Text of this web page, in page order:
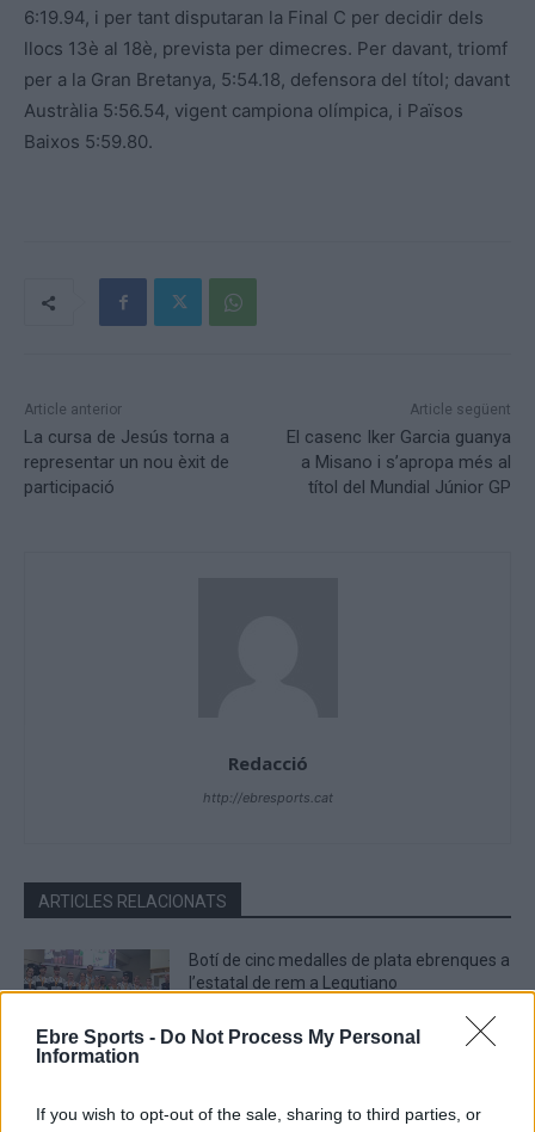
Ebre Sports - Do Not Process My Personal
Information
If you wish to opt-out of the sale, sharing to third parties, or
6:19.94, i per tant disputaran la Final C per decidir dels
llocs 13è al 18è, prevista per dimecres. Per davant, triomf
per a la Gran Bretanya, 5:54.18, defensora del títol; davant
Austràlia 5:56.54, vigent campiona olímpica, i Països
Baixos 5:59.80.
Article anterior
La cursa de Jesús torna a
representar un nou èxit de
participació
Article següent
El casenc Iker Garcia guanya
a Misano i s’apropa més al
títol del Mundial Júnior GP
Redacció
http://ebresports.cat
ARTICLES RELACIONATS
Rem
Botí de cinc medalles de plata ebrenques a
l’estatal de rem a Legutiano
selecció espanyola a l’Europeu sub-19 de